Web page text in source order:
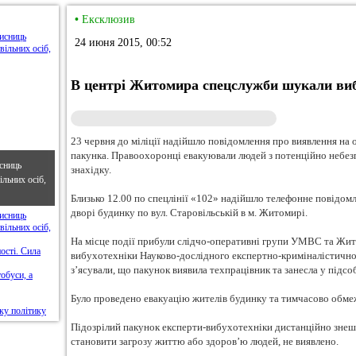
осіб,
• Ексклюзив
24 июня 2015, 00:52
В центрі Житомира спецслужби шукали
23 червня до міліції надійшло повідомлення про виявлення на
пакунка. Правоохоронці евакуювали людей з потенційно
знахідку.
Близько 12.00 по спецлінії «102» надійшло телефонне
дворі будинку по вул. Старовільській в м. Житомирі.
На місце події прибули слідчо-оперативні групи УМВС та
вибухотехніки Науково-дослідного експертно-
з’ясували, що пакунок виявила техпрацівник та занесла у
Було проведено евакуацію жителів будинку та тимчасово
Підозрілий пакунок експерти-вибухотехніки дистанційно
становити загрозу життю або здоров’ю людей, не виявлено.